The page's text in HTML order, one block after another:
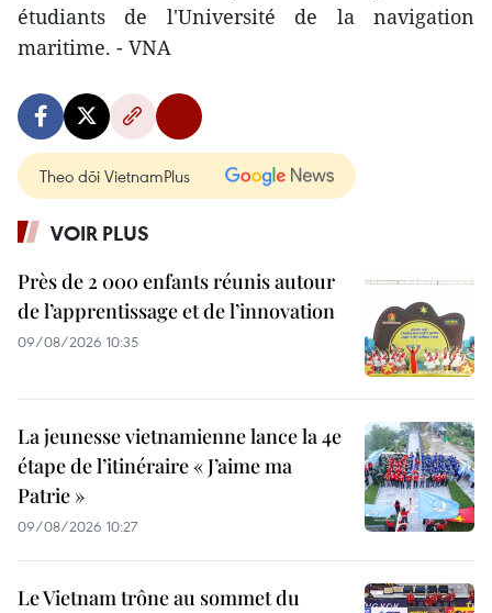
étudiants de l'Université de la navigation
maritime. - VNA
Theo dõi VietnamPlus
VOIR PLUS
Près de 2 000 enfants réunis autour
de l’apprentissage et de l’innovation
09/08/2026 10:35
La jeunesse vietnamienne lance la 4e
étape de l’itinéraire « J’aime ma
Patrie »
09/08/2026 10:27
Le Vietnam trône au sommet du